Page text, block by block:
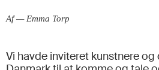
Af — Emma Torp
Vi havde inviteret kunstnere